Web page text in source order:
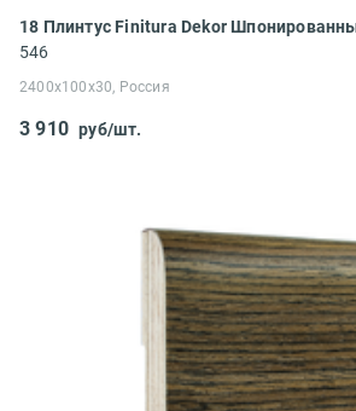
546
2400x100x30, Россия
3 910 руб/шт.